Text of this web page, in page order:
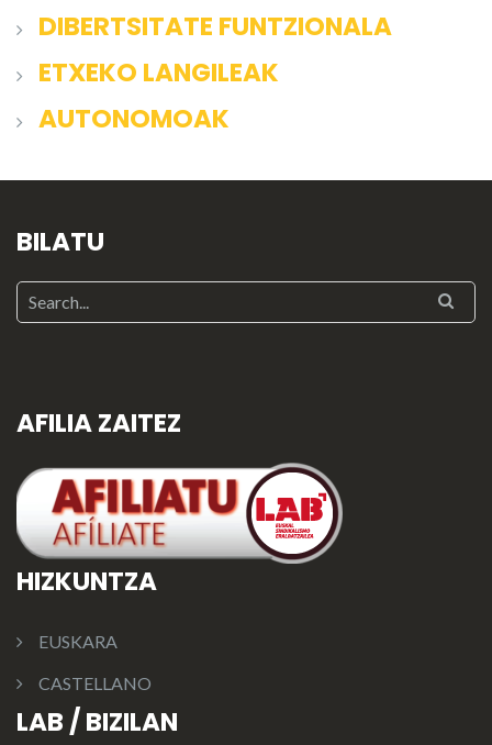
DIBERTSITATE FUNTZIONALA
ETXEKO LANGILEAK
AUTONOMOAK
BILATU
AFILIA ZAITEZ
HIZKUNTZA
EUSKARA
CASTELLANO
LAB / BIZILAN